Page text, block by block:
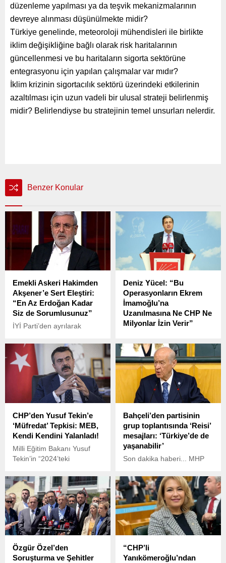
düzenleme yapılması ya da teşvik mekanizmalarının
devreye alınması düşünülmekte midir?
Türkiye genelinde, meteoroloji mühendisleri ile birlikte
iklim değişikliğine bağlı olarak risk haritalarının
güncellenmesi ve bu haritaların sigorta sektörüne
entegrasyonu için yapılan çalışmalar var mıdır?
İklim krizinin sigortacılık sektörü üzerindeki etkilerinin
azaltılması için uzun vadeli bir ulusal strateji belirlenmiş
midir? Belirlendiyse bu stratejinin temel unsurları nelerdir.
Benzer Konular
Emekli Askeri Hakimden
Akşener’e Sert Eleştiri:
“En Az Erdoğan Kadar
Siz de Sorumlusunuz”
İYİ Parti’den ayrılarak
milletvekilleri Kürşad Zorlu,
Ünal Karaman ve Mehmet
Salim Ensarioğlu, AKP
Kongresi’nde rozetlerini
alırken, İYİ Parti heyeti
salondan ayrıldı.
Deniz Yücel: “Bu
Operasyonların Ekrem
İmamoğlu’na
Uzanılmasına Ne CHP Ne
Milyonlar İzin Verir”
Yücel, Beşiktaş
Belediyesi’ne düzenlenen
operasyonun Türkiye
Belediyeler Birliği (TBB) ve
İstanbul Büyükşehir
Belediye (İBB) Başkanı
uzatılmasına ilişkin soru
üzerine, “Sayın İmamoğlu,
geçmişte Tayyip Erdoğan’ı
ve AKP’yi üç kez yenmiş,
İstanbulluların gönlünde
geleceğini inşa edeceği
konusunda bir iddia ortaya
koymuş bir siyasetçidir.
CHP’den Yusuf Tekin’e
‘Müfredat’ Tepkisi: MEB,
Kendi Kendini Yalanladı!
Milli Eğitim Bakanı Yusuf
Tekin’in “2024’teki
atıldı” şeklindeki açıklaması,
CHP’li Gülcan Kış
tarafından TBMM’ye taşındı
ve CİMER üzerinden de
resmi olarak soruldu.
Bahçeli’den partisinin
grup toplantısında ‘Reisi’
mesajları: ‘Türkiye’de de
yaşanabilir’
Son dakika haberi... MHP
Bahçeli, partisinin grup
toplantısında açıklamalarda
bulunuyor.
Özgür Özel’den
Soruşturma ve Şehitler
“CHP’li
Yanıkömeroğlu’ndan